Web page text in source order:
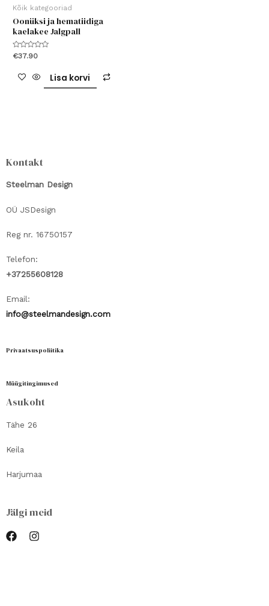
Kõik kategooriad
Oonüksi ja hematiidiga
kaelakee Jalgpall
Hinnanguga
€37.90
Lisa korvi
Kontakt
Steelman Design
OÜ JSDesign
Reg nr. 16750157
Telefon:
+37255608128
Email:
info@steelmandesign.com
Privaatsuspoliitika
Müügitingimused
Asukoht
Tähe 26
Keila
Harjumaa
Jälgi meid